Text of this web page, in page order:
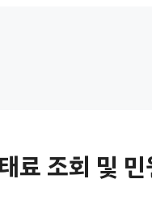
료 조회 및